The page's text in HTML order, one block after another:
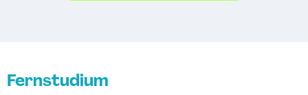
Studienzentrum Graz
Fernstudium